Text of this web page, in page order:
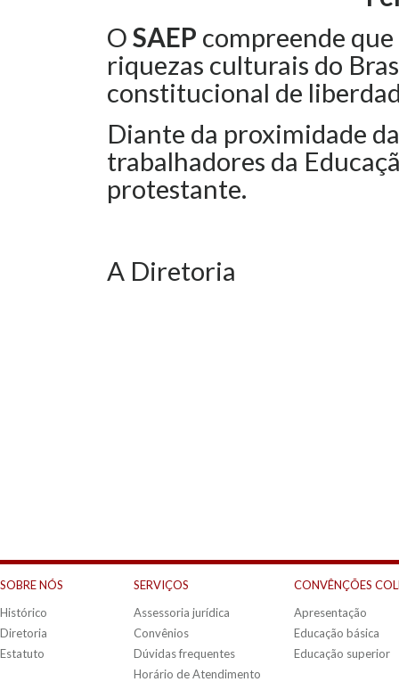
O SAEP compreende
riquezas culturais do
constitucional de
Diante da proximidade
trabalhadores da
protestante.
A Diretoria
SOBRE NÓS
Histórico
Diretoria
Estatuto
SERVIÇOS
Assessoria jurídica
Convênios
Dúvidas frequentes
Horário de Atendimento
CONVÊNÇÕES
Apresentação
Educação básica
Educação superior